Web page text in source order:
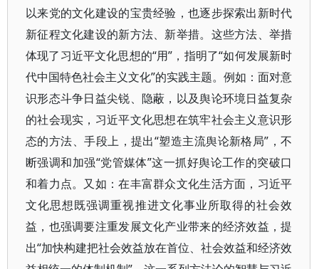
以来党的文化建设的宝贵经验，也逐步探索出新时代
新征程文化建设的新方法、新举措。这些方法、举措
体现了习近平文化思想的“用”，指明了“如何发展新时
代中国特色社会主义文化”的实践主题。例如：面对意
识形态斗争日益尖锐、隐蔽，以及舆论环境日益复杂
的社会现实，习近平文化思想在筑牢社会主义意识形
态的方法、手段上，提出“塑造主流舆论新格局”，不
断强调和加强“党管媒体”这一抓好舆论工作的突破口
和着力点。又如：在丰富群众文化生活方面，习近平
文化思想既强调重视推进文化事业所取得的社会效
益，也强调要注重发展文化产业带来的经济效益，提
出“加快构建把社会效益放在首位、社会效益和经济效